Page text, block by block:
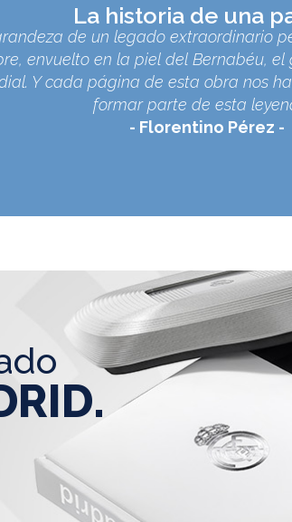
La historia de una
de un legado extraordinario
envuelto en la piel del Bernabéu,
Y cada página de esta obra nos
formar parte de esta
Florentino Pérez